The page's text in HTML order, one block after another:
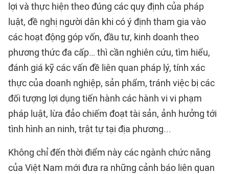
lợi và thực hiện theo đúng các quy định của pháp
luật, đề nghị người dân khi có ý định tham gia vào
các hoạt động góp vốn, đầu tư, kinh doanh theo
phương thức đa cấp… thì cần nghiên cứu, tìm hiểu,
đánh giá kỹ các vấn đề liên quan pháp lý, tính xác
thực của doanh nghiệp, sản phẩm, tránh việc bị các
đối tượng lợi dụng tiến hành các hành vi vi phạm
pháp luật, lừa đảo chiếm đoạt tài sản, ảnh hưởng tới
tình hình an ninh, trật tự tại địa phương...
Không chỉ đến thời điểm này các ngành chức năng
của Việt Nam mới đưa ra những cảnh báo liên quan